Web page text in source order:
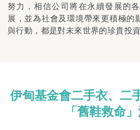
努力，相信公司將在永續發展的
展，並為社會及環境帶來更積極的
與行動，都是對未來世界的珍貴投資
伊甸基金會二手衣、二
「舊鞋救命